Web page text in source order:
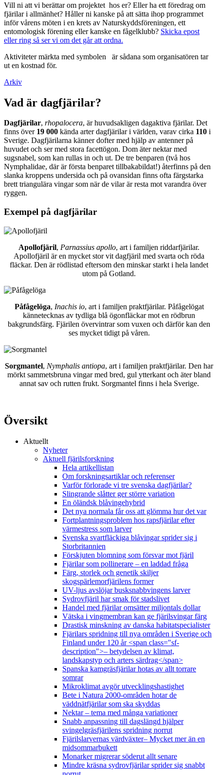
Vill ni att vi berättar om projektet hos er? Eller ha ett föredrag om
fjärilar i allmänhet? Håller ni kanske på att sätta ihop programmet
inför vårens möten i en krets av Naturskyddsföreningen, ett
entomologisk förening eller kanske en fågelklubb? Skicka epost
eller ring så ser vi om det går att ordna.
Aktiviteter märkta med symbolen
är sådana som organisatören tar
ut en kostnad för.
Arkiv
Vad är dagfjärilar?
Dagfjärilar, rhopalocera, är huvudsakligen dagaktiva fjärilar. Det
finns över 19 000 kända arter dagfjärilar i världen, varav cirka 110 i
Sverige. Dagfjärilarna känner dofter med hjälp av antenner på
huvudet och ser med stora facettögon. Dom äter nektar med
sugsnabel, som kan rullas in och ut. De tre benparen (två hos
Nymphalidae, där är första benparet tillbakabildat!) återfinns på den
slanka kroppens undersida och på ovansidan finns ofta färgstarka
brett triangulära vingar som när de vilar är resta mot varandra över
ryggen.
Exempel på dagfjärilar
Apollofjäril, Parnassius apollo, art i familjen riddarfjärilar.
Apollofjäril är en mycket stor vit dagfjäril med svarta och röda
fläckar. Den är rödlistad eftersom den minskar starkt i hela landet
utom på Gotland.
Påfågelöga, Inachis io, art i familjen praktfjärilar. Påfågelögat
kännetecknas av tydliga blå ögonfläckar mot en rödbrun
bakgrundsfärg. Fjärilen övervintrar som vuxen och därför kan den
ses mycket tidigt på våren.
Sorgmantel, Nymphalis antiopa, art i familjen praktfjärilar. Den har
mörkt sammetsbruna vingar med bred, gul ytterkant och äter bland
annat sav och rutten frukt. Sorgmantel finns i hela Sverige.
Översikt
Aktuellt
Nyheter
Aktuell fjärilsforskning
Hela artikellistan
Om forskningsartiklar och referenser
Varför förlorade vi tre svenska dagfjärilar?
Slingrande slåtter ger större variation
En öländsk blåvingehybrid
Det nya normala får oss att glömma hur det var
Fortplantningsproblem hos rapsfjärilar efter
värmestress som larver
Svenska svartfläckiga blåvingar sprider sig i
Storbritannien
Förskjuten blomning som försvar mot fjäril
Fjärilar som pollinerare – en laddad fråga
Färg, storlek och genetik skiljer
skogspärlemorfjärilens former
UV-ljus avslöjar busksnabbvingens larver
Sydrovfjäril har smak för stadslivet
Handel med fjärilar omsätter miljontals dollar
Vätska i vingmembran kan ge fjärilsvingar färg
Drastisk minskning av danska habitatspecialister
Fjärilars spridning till nya områden i Sverige och
Finland under 120 år <span class="sf-
description">– betydelsen av klimat,
landskapstyp och arters särdrag</span>
Spanska kamgräsfjärilar hotas av allt torrare
somrar
Mikroklimat avgör utvecklingshastighet
Bete i Natura 2000-områden hotar de
väddnätfjärilar som ska skyddas
Nektar – tema med många variationer
Snabb anpassning till dagslängd hjälper
svingelgräsfjärilens spridning norrut
Fjärilslarvernas värdväxter– Mycket mer än en
midsommarbukett
Monarker migrerar söderut allt senare
Mindre kräsna sydrovfjärilar sprider sig snabbt